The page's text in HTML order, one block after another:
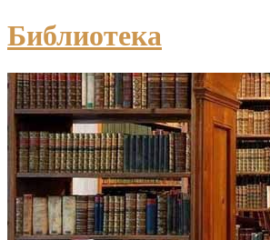
Библиотека